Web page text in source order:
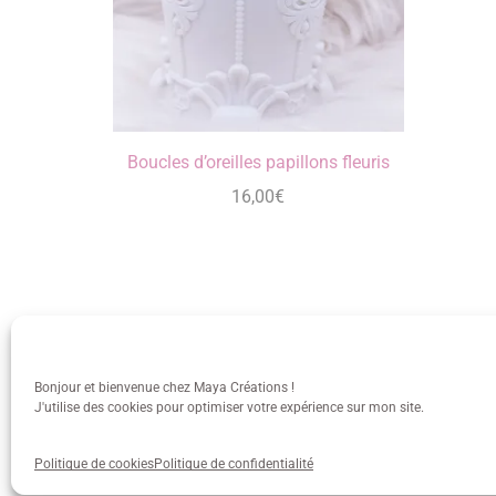
Bonjour et bienvenue chez Maya Créations !
J'utilise des cookies pour optimiser votre expérience sur mon site.
Politique de cookiesPolitique de confidentialité
Boucles d’oreilles papillons fleuris
16,00€
info@mayacreations.fr